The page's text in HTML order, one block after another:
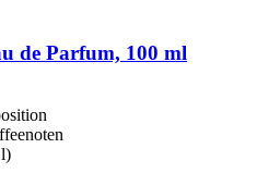
de Parfum, 100 ml